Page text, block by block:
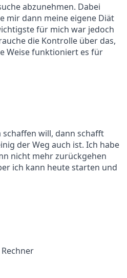
abzunehmen. Dabei
mir dann meine eigene Diät
für mich war jedoch
die Kontrolle über das,
Weise funktioniert es für
will, dann schafft
der Weg auch ist. Ich habe
nicht mehr zurückgehen
ich kann heute starten und